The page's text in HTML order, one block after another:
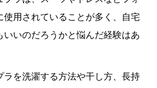
使用されていることが多く、自宅
いいのだろうかと悩んだ経験はあ
ラを洗濯する方法や干し方、長持